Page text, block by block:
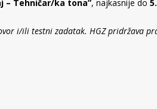
– Tehničar/ka tona”, najkasnije do
i/ili testni zadatak. HGZ pridržava